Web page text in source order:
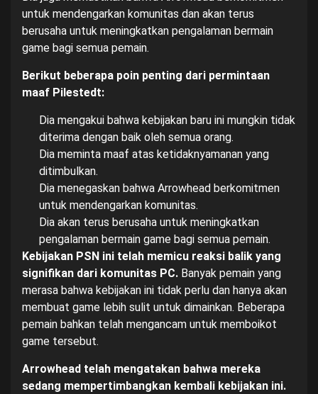
untuk mendengarkan komunitas dan akan terus
berusaha untuk meningkatkan pengalaman bermain
game bagi semua pemain.
Berikut beberapa poin penting dari permintaan
maaf Pilestedt:
Dia mengakui bahwa kebijakan baru ini mungkin tidak
diterima dengan baik oleh semua orang.
Dia meminta maaf atas ketidaknyamanan yang
ditimbulkan.
Dia menegaskan bahwa Arrowhead berkomitmen
untuk mendengarkan komunitas.
Dia akan terus berusaha untuk meningkatkan
pengalaman bermain game bagi semua pemain.
Kebijakan PSN ini telah memicu reaksi balik yang
signifikan dari komunitas PC. Banyak pemain yang
merasa bahwa kebijakan ini tidak perlu dan hanya akan
membuat game lebih sulit untuk dimainkan. Beberapa
pemain bahkan telah mengancam untuk memboikot
game tersebut.
Arrowhead telah mengatakan bahwa mereka
sedang mempertimbangkan kembali kebijakan ini.